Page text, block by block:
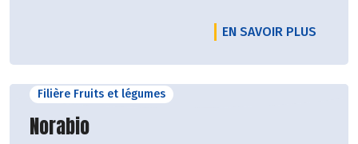
EN SAVOIR PLUS
Filière Fruits et légumes
Découvrir le producteur
Norabio